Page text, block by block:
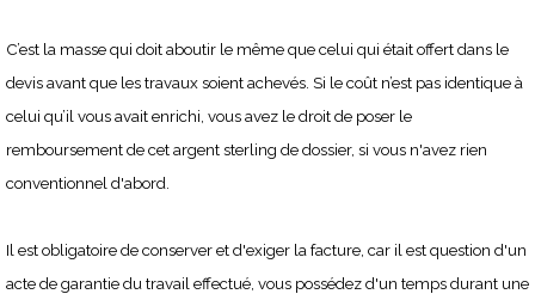
C’est la masse qui doit aboutir le même que celui qui était offert dans le
devis avant que les travaux soient achevés. Si le coût n’est pas identique à
celui qu’il vous avait enrichi, vous avez le droit de poser le
remboursement de cet argent sterling de dossier, si vous n'avez rien
conventionnel d'abord.
Il est obligatoire de conserver et d'exiger la facture, car il est question d'un
acte de garantie du travail effectué, vous possédez d'un temps durant une